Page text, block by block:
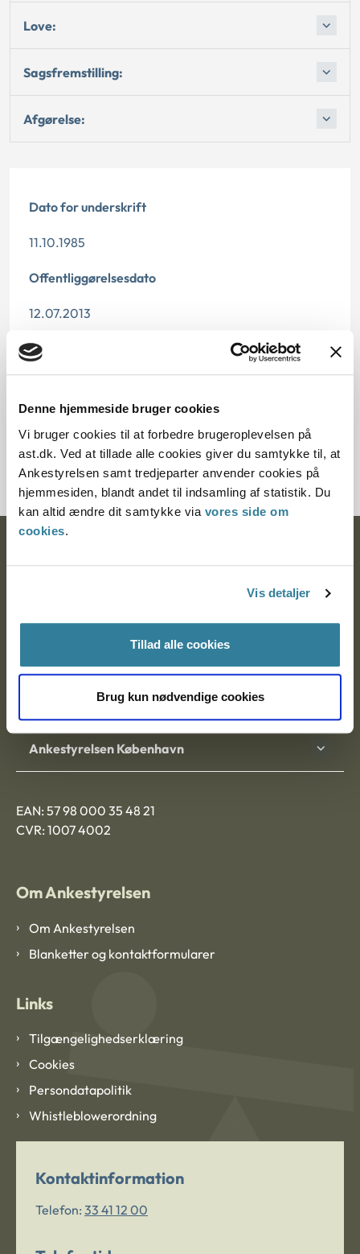
Denne hjemmeside bruger cookies
Vi bruger cookies til at forbedre brugeroplevelsen på
ast.dk. Ved at tillade alle cookies giver du samtykke til, at
Ankestyrelsen samt tredjeparter anvender cookies på
hjemmesiden, blandt andet til indsamling af statistik. Du
kan altid ændre dit samtykke via vores side om
cookies.
Vis detaljer
Tillad alle cookies
Brug kun nødvendige cookies
Love:
Sagsfremstilling:
Afgørelse:
Dato for underskrift
11.10.1985
Offentliggørelsesdato
12.07.2013
Paragraf
20168-84
Nytorv 7, 2. sal
Ankestyrelsen Aalborg
Ankestyrelsen København
EAN: 57 98 000 35 48 21
CVR: 1007 4002
Om Ankestyrelsen
Om Ankestyrelsen
Blanketter og kontaktformularer
Links
Tilgængelighedserklæring
Cookies
Persondatapolitik
Whistleblowerordning
Kontaktinformation
Telefon: 33 41 12 00